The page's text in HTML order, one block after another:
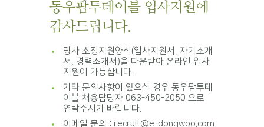
동우팜투테이블 입사지원에
감사드립니다.
당사 소정지원양식(입사지원서, 자기소개
서, 경력소개서)을 다운받아 온라인 입사
지원이 가능합니다.
기타 문의사항이 있으실 경우 동우팜투테
이블 채용담당자 063-450-2050 으로
연락주시기 바랍니다.
이메일 문의 : recruit@e-dongwoo.com